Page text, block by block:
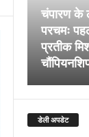
चंपारण के
परचमः
प्रतीक
डेली अपडेट